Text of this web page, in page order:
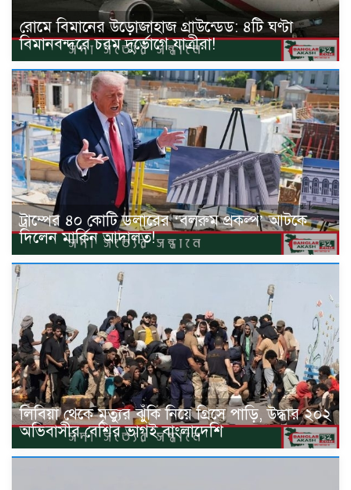
রোমে বিমানের উড়োজাহাজ গ্রাউন্ডেড: ৪টি ঘণ্টা
বিমানবন্দরে চরম দুর্ভোগে যাত্রীরা!
ট্রাম্পের ৪০ কোটি ডলারের ‘বলরুম প্রকল্প’ আটকে
দিলেন মার্কিন আদালত!
লিবিয়া থেকে মৃত্যুর ঝুঁকি নিয়ে গ্রিসে পাড়ি, উদ্ধার ২০২
অভিবাসীর বেশির ভাগই বাংলাদেশি